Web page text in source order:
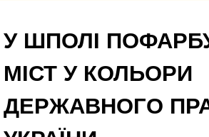
У ШПОЛІ
МІСТ У КОЛЬОРИ
ДЕРЖАВНОГО